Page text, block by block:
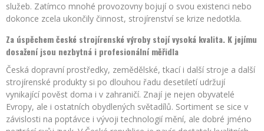
služeb. Zatímco mnohé provozovny bojují o svou existenci nebo
dokonce zcela ukončily činnost, strojírenství se krize nedotkla.
Za úspěchem české strojírenské výroby stojí vysoká kvalita. K jejímu
dosažení jsou nezbytná i profesionální měřidla
Česká dopravní prostředky, zemědělské, tkací i další stroje a další
strojírenské produkty si po dlouhou řadu desetiletí udržují
vynikající pověst doma i v zahraničí. Znají je nejen obyvatelé
Evropy, ale i ostatních obydlených světadílů. Sortiment se sice v
závislosti na poptávce i vývoji technologií mění, ale dobré jméno